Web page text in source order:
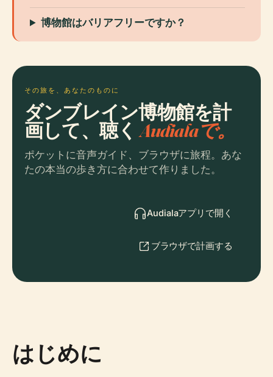
博物館はバリアフリーですか？
その旅を、あなたのものに
ダンブレイン博物館を計
画して、聴くAudialaで。
ポケットに音声ガイド、ブラウザに旅程。あな
たの本当の歩き方に合わせて作りました。
Audialaアプリで開く
ブラウザで計画する
はじめに